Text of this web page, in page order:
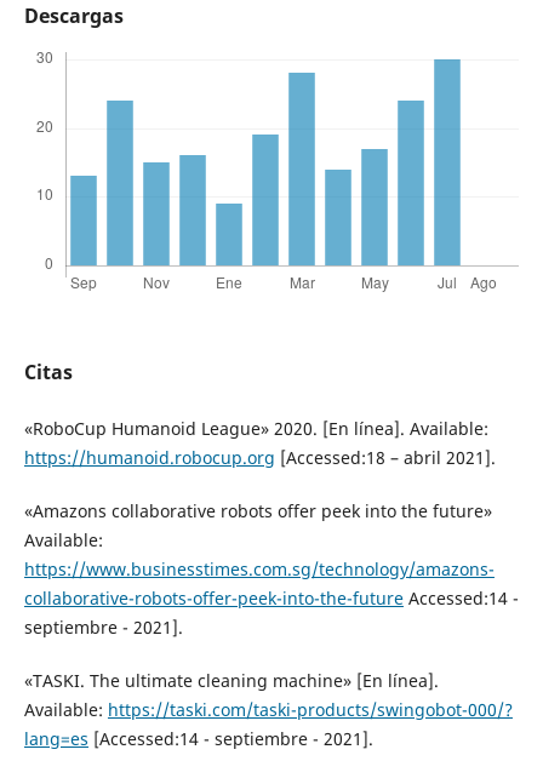
Descargas
Citas
«RoboCup Humanoid League» 2020. [En línea]. Available:
https://humanoid.robocup.org [Accessed:18 – abril 2021].
«Amazons collaborative robots offer peek into the future»
Available:
https://www.businesstimes.com.sg/technology/amazons-
collaborative-robots-offer-peek-into-the-futureAccessed:14 -
septiembre - 2021].
«TASKI. The ultimate cleaning machine» [En línea].
Available: https://taski.com/taski-products/swingobot-000/?
lang=es [Accessed:14 - septiembre - 2021].